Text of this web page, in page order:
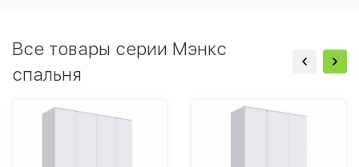
Все товары серии Мэнкс
спальня